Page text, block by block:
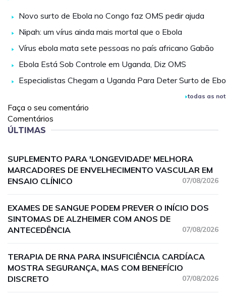
Novo surto de Ebola no Congo faz OMS pedir ajuda
Nipah: um vírus ainda mais mortal que o Ebola
Vírus ebola mata sete pessoas no país africano Gabão
Ebola Está Sob Controle em Uganda, Diz OMS
Especialistas Chegam a Uganda Para Deter Surto de
todas as
Faça o seu comentário
Comentários
ÚLTIMAS
SUPLEMENTO PARA 'LONGEVIDADE' MELHORA
MARCADORES DE ENVELHECIMENTO VASCULAR EM
ENSAIO CLÍNICO
07/08/2026
EXAMES DE SANGUE PODEM PREVER O INÍCIO DOS
SINTOMAS DE ALZHEIMER COM ANOS DE
ANTECEDÊNCIA
07/08/2026
TERAPIA DE RNA PARA INSUFICIÊNCIA CARDÍACA
MOSTRA SEGURANÇA, MAS COM BENEFÍCIO
DISCRETO
07/08/2026